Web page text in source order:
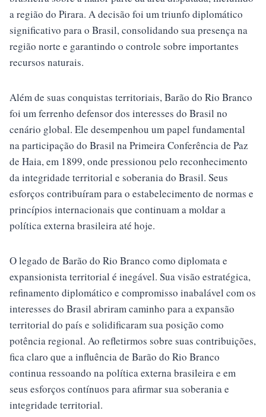
a região do Pirara. A decisão foi um triunfo diplomático
significativo para o Brasil, consolidando sua presença na
região norte e garantindo o controle sobre importantes
recursos naturais.
Além de suas conquistas territoriais, Barão do Rio Branco
foi um ferrenho defensor dos interesses do Brasil no
cenário global. Ele desempenhou um papel fundamental
na participação do Brasil na Primeira Conferência de Paz
de Haia, em 1899, onde pressionou pelo reconhecimento
da integridade territorial e soberania do Brasil. Seus
esforços contribuíram para o estabelecimento de normas e
princípios internacionais que continuam a moldar a
política externa brasileira até hoje.
O legado de Barão do Rio Branco como diplomata e
expansionista territorial é inegável. Sua visão estratégica,
refinamento diplomático e compromisso inabalável com os
interesses do Brasil abriram caminho para a expansão
territorial do país e solidificaram sua posição como
potência regional. Ao refletirmos sobre suas contribuições,
fica claro que a influência de Barão do Rio Branco
continua ressoando na política externa brasileira e em
seus esforços contínuos para afirmar sua soberania e
integridade territorial.